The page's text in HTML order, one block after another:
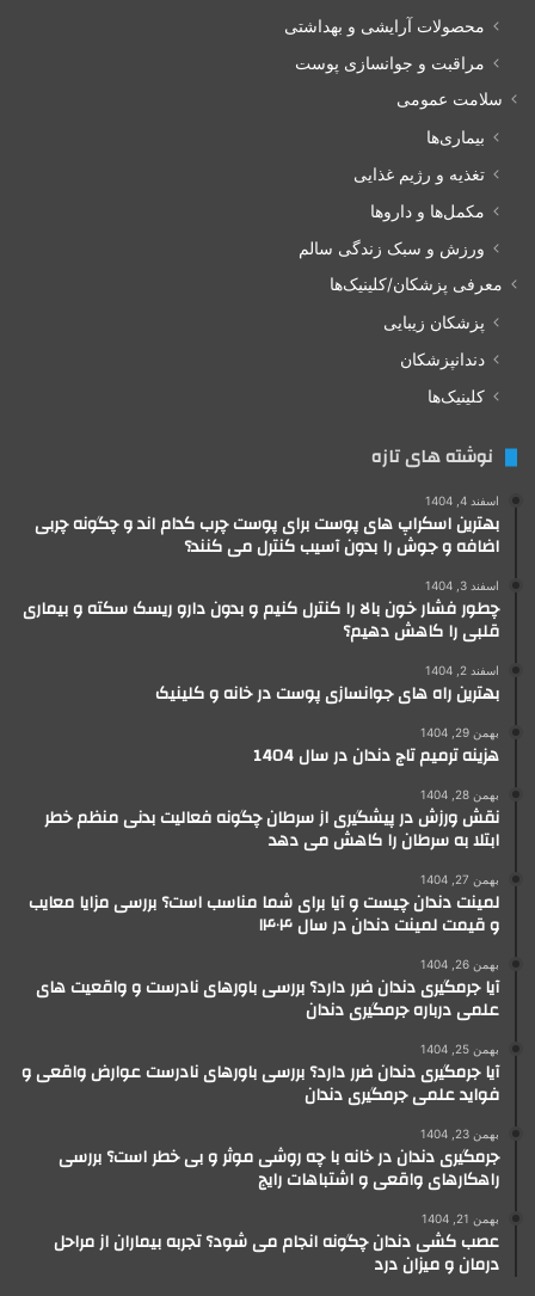
محصولات آرایشی و بهداشتی
مراقبت و جوانسازی پوست
سلامت عمومی
بیماری‌ها
تغذیه و رژیم غذایی
مکمل‌ها و داروها
ورزش و سبک زندگی سالم
معرفی پزشکان/کلینیک‌ها
پزشکان زیبایی
دندانپزشکان
کلینیک‌ها
نوشته های تازه
اسفند 4, 1404
بهترین اسکراپ های پوست برای پوست چرب کدام اند و چگونه چربی
اضافه و جوش را بدون آسیب کنترل می کنند؟
اسفند 3, 1404
چطور فشار خون بالا را کنترل کنیم و بدون دارو ریسک سکته و بیماری
قلبی را کاهش دهیم؟
اسفند 2, 1404
بهترین راه های جوانسازی پوست در خانه و کلینیک
بهمن 29, 1404
هزینه ترمیم تاج دندان در سال 1404
بهمن 28, 1404
نقش ورزش در پیشگیری از سرطان چگونه فعالیت بدنی منظم خطر
ابتلا به سرطان را کاهش می دهد
بهمن 27, 1404
لمینت دندان چیست و آیا برای شما مناسب است؟ بررسی مزایا معایب
و قیمت لمینت دندان در سال ۱۴۰۴
بهمن 26, 1404
آیا جرمگیری دندان ضرر دارد؟ بررسی باورهای نادرست و واقعیت های
علمی درباره جرمگیری دندان
بهمن 25, 1404
آیا جرمگیری دندان ضرر دارد؟ بررسی باورهای نادرست عوارض واقعی و
فواید علمی جرمگیری دندان
بهمن 23, 1404
جرمگیری دندان در خانه با چه روشی موثر و بی خطر است؟ بررسی
راهکارهای واقعی و اشتباهات رایج
بهمن 21, 1404
عصب کشی دندان چگونه انجام می شود؟ تجربه بیماران از مراحل
درمان و میزان درد